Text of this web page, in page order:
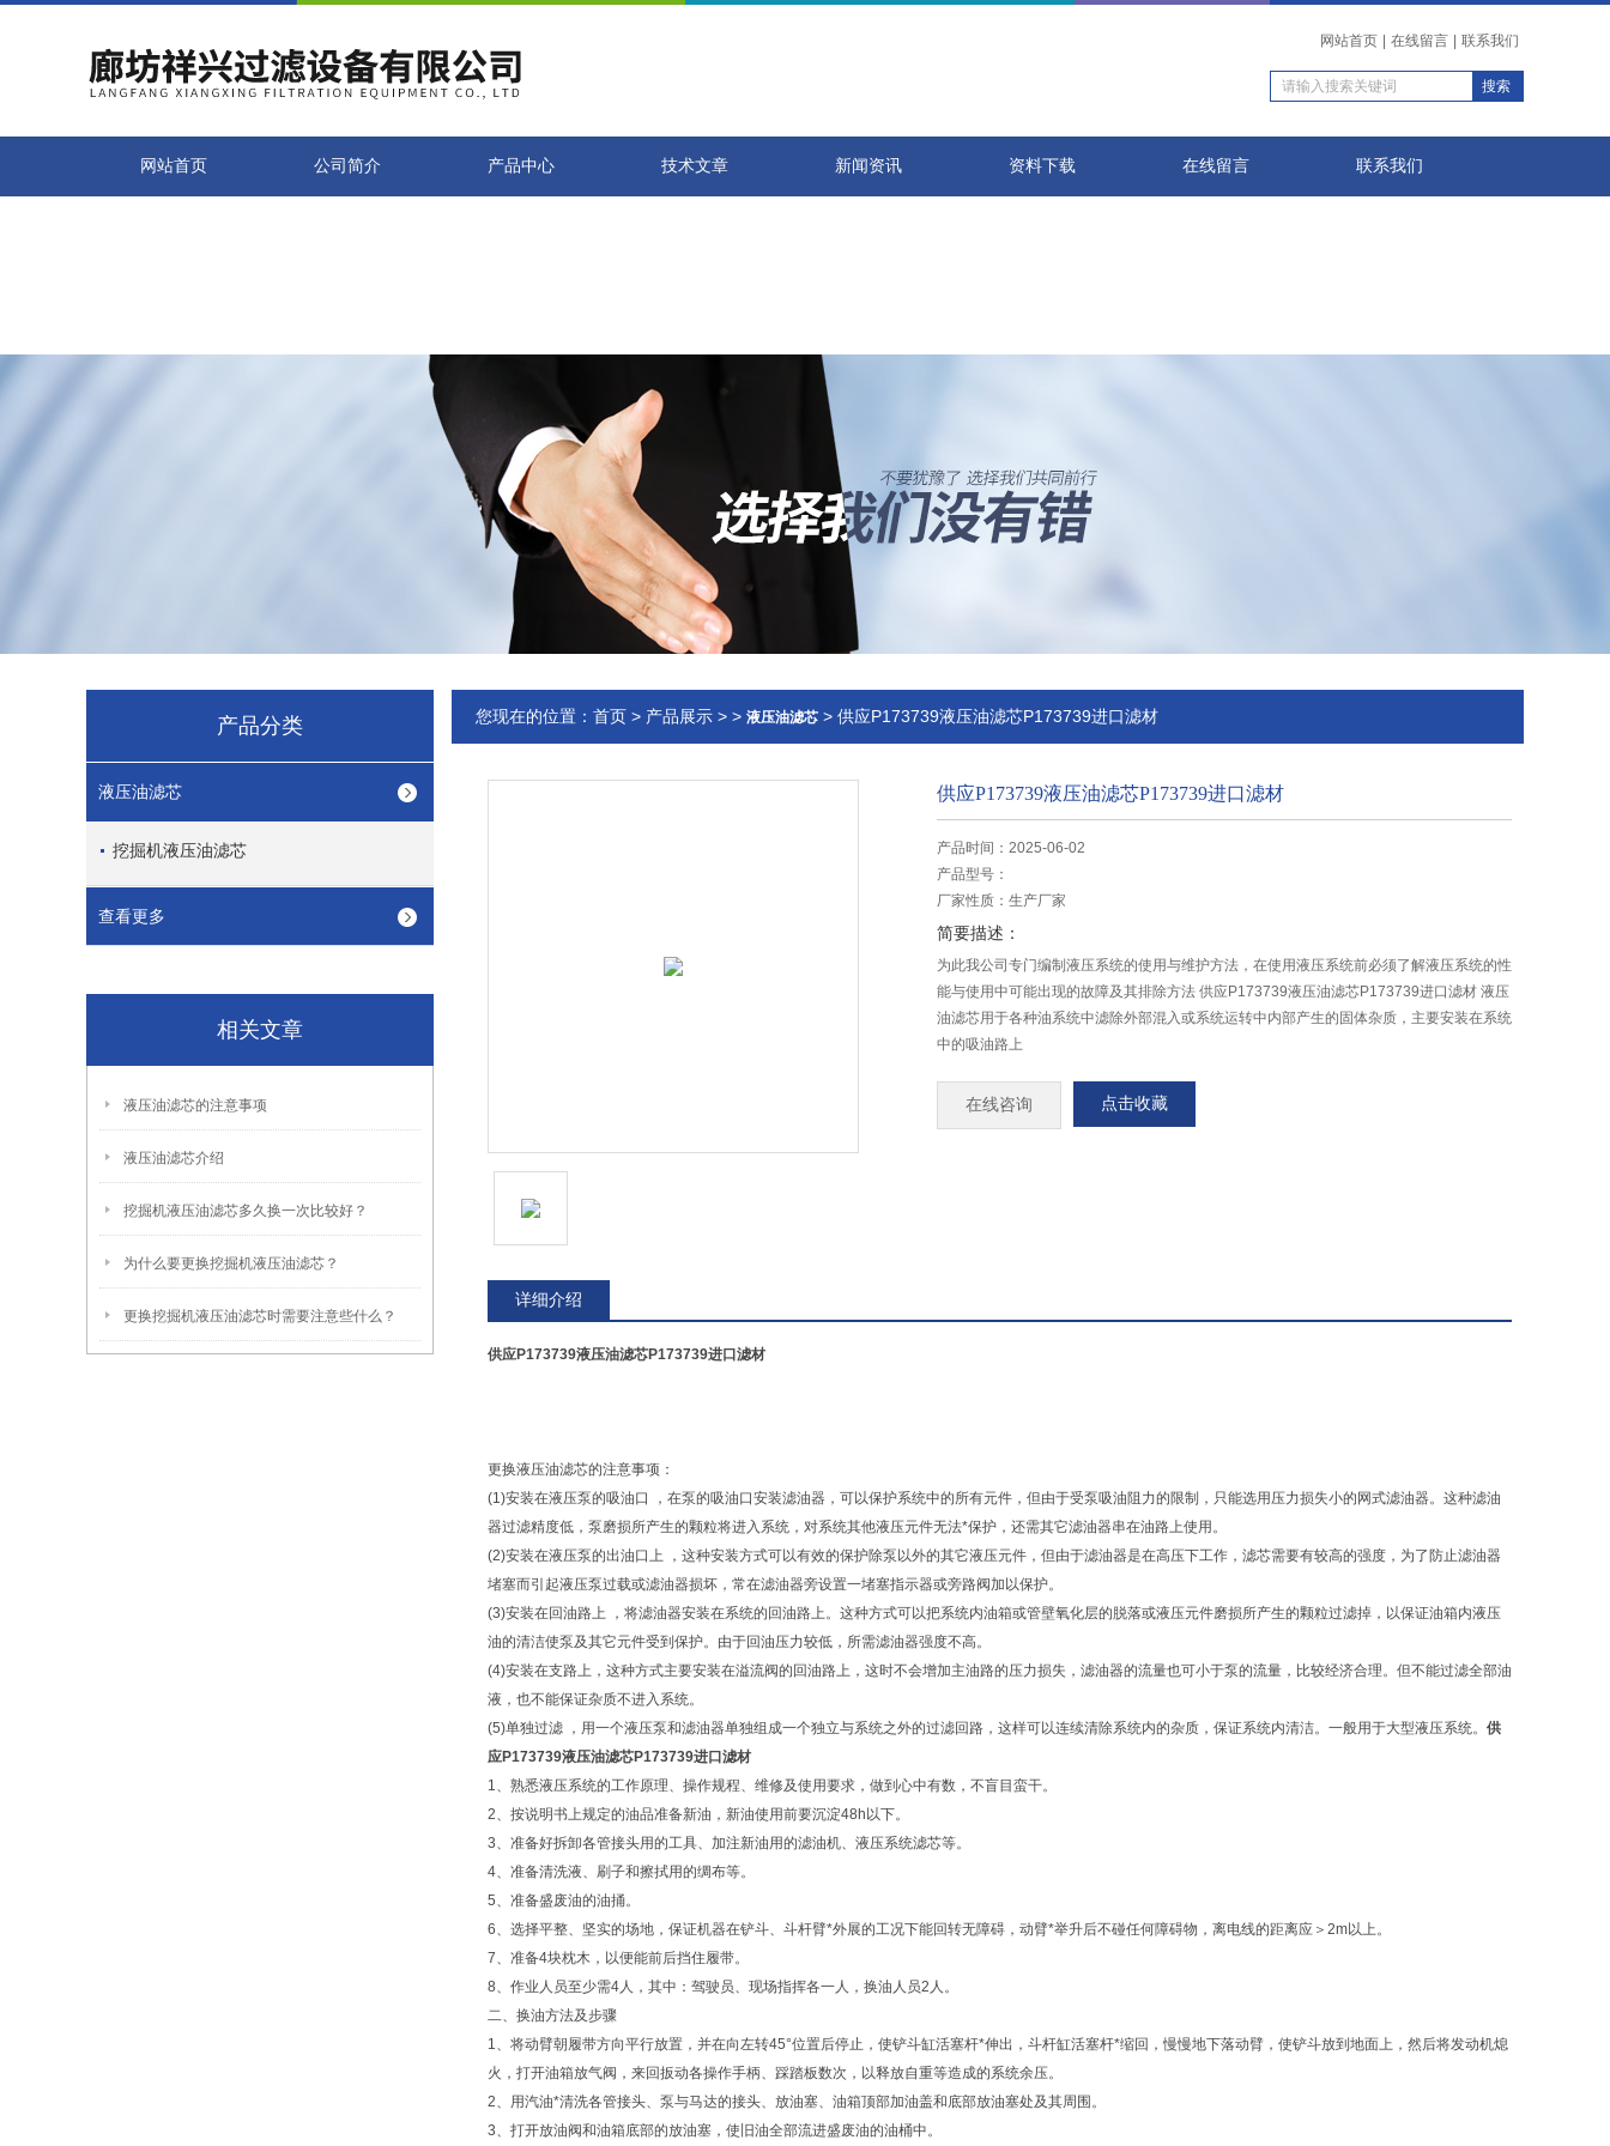
在线交流
您好！欢迎前来咨询，很高兴为您服务，请问您要咨询什么问题呢？
您好，看您停留很久了，是否找到了需求产品，您可以直接在线与我联系！
网站首页 在线留言 联系我们
网站首页 公司简介 产品中心 技术文章 新闻资讯 资料下载 在线留言 联系我们
产品分类
液压油滤芯
挖掘机液压油滤芯
查看更多
相关文章
液压油滤芯的注意事项
液压油滤芯介绍
挖掘机液压油滤芯多久换一次比较好？
为什么要更换挖掘机液压油滤芯？
更换挖掘机液压油滤芯时需要注意些什么？
您现在的位置： 首页 > 产品展示 > > 液压油滤芯 > 供应P173739液压油滤芯P173739进口滤材
供应P173739液压油滤芯P173739进口滤材
产品时间：2025-06-02
产品型号：
厂家性质： 生产厂家
简要描述：
为此我公司专门编制液压系统的使用与维护方法，在使用液压系统前必须了解液压系统的性
能与使用中可能出现的故障及其排除方法 供应P173739液压油滤芯P173739进口滤材 液压
油滤芯用于各种油系统中滤除外部混入或系统运转中内部产生的固体杂质，主要安装在系统
中的吸油路上
在线咨询 点击收藏
详细介绍
供应P173739液压油滤芯P173739进口滤材
更换液压油滤芯的注意事项：
(1)安装在液压泵的吸油口 ，在泵的吸油口安装滤油器，可以保护系统中的所有元件，但由于受泵吸油阻力的限制，只能选用压力损失小的网式滤油器。这种滤油
器过滤精度低，泵磨损所产生的颗粒将进入系统，对系统其他液压元件无法*保护，还需其它滤油器串在油路上使用。
(2)安装在液压泵的出油口上 ，这种安装方式可以有效的保护除泵以外的其它液压元件，但由于滤油器是在高压下工作，滤芯需要有较高的强度，为了防止滤油器
堵塞而引起液压泵过载或滤油器损坏，常在滤油器旁设置一堵塞指示器或旁路阀加以保护。
(3)安装在回油路上 ，将滤油器安装在系统的回油路上。这种方式可以把系统内油箱或管壁氧化层的脱落或液压元件磨损所产生的颗粒过滤掉，以保证油箱内液压
油的清洁使泵及其它元件受到保护。由于回油压力较低，所需滤油器强度不高。
(4)安装在支路上，这种方式主要安装在溢流阀的回油路上，这时不会增加主油路的压力损失，滤油器的流量也可小于泵的流量，比较经济合理。但不能过滤全部油
液，也不能保证杂质不进入系统。
(5)单独过滤 ，用一个液压泵和滤油器单独组成一个独立与系统之外的过滤回路，这样可以连续清除系统内的杂质，保证系统内清洁。一般用于大型液压系统。 供
应P173739液压油滤芯P173739进口滤材
1、熟悉液压系统的工作原理、操作规程、维修及使用要求，做到心中有数，不盲目蛮干。
2、按说明书上规定的油品准备新油，新油使用前要沉淀48h以下。
3、准备好拆卸各管接头用的工具、加注新油用的滤油机、液压系统滤芯等。
4、准备清洗液、刷子和擦拭用的绸布等。
5、准备盛废油的油捅。
6、选择平整、坚实的场地，保证机器在铲斗、斗杆臂*外展的工况下能回转无障碍，动臂*举升后不碰任何障碍物，离电线的距离应＞2m以上。
7、准备4块枕木，以便能前后挡住履带。
8、作业人员至少需4人，其中：驾驶员、现场指挥各一人，换油人员2人。
二、换油方法及步骤
1、将动臂朝履带方向平行放置，并在向左转45°位置后停止，使铲斗缸活塞杆*伸出，斗杆缸活塞杆*缩回，慢慢地下落动臂，使铲斗放到地面上，然后将发动机熄
火，打开油箱放气阀，来回扳动各操作手柄、踩踏板数次，以释放自重等造成的系统余压。
2、用汽油*清洗各管接头、泵与马达的接头、放油塞、油箱顶部加油盖和底部放油塞处及其周围。
3、打开放油阀和油箱底部的放油塞，使旧油全部流进盛废油的油桶中。